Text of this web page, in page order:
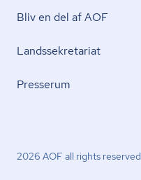
Bliv en del af AOF
Lands­se­kre­ta­ri­at
Presserum
2026 AOF all rights reserved